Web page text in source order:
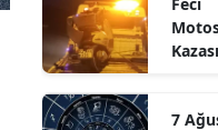
Elazığ
Doğru
7